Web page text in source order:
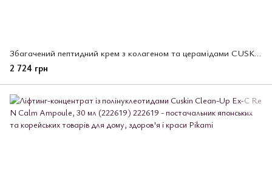
Збагачений пептидний крем з колагеном та церамідами CUSKIN Clean-Up, 50 мл (222848)
2 724 грн